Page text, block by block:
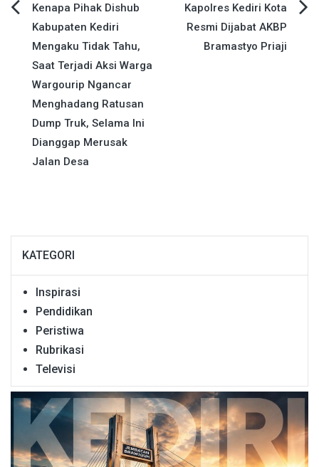
Navigasi
pos
Kenapa Pihak Dishub
Kabupaten Kediri
Mengaku Tidak Tahu,
Saat Terjadi Aksi Warga
Wargourip Ngancar
Menghadang Ratusan
Dump Truk, Selama Ini
Dianggap Merusak
Jalan Desa
Kapolres Kediri Kota
Resmi Dijabat AKBP
Bramastyo Priaji
KATEGORI
Inspirasi
Pendidikan
Peristiwa
Rubrikasi
Televisi